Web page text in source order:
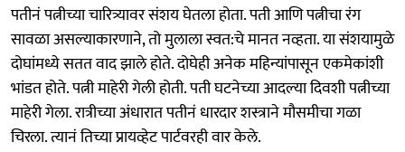
पतीनं पत्नीच्या चारित्र्यावर संशय घेतला होता. पती आणि पत्नीचा रंग
सावळा असल्याकारणाने, तो मुलाला स्वत:चे मानत नव्हता. या संशयामुळे
दोघांमध्ये सतत वाद झाले होते. दोघेही अनेक महिन्यांपासून एकमेकांशी
भांडत होते. पत्नी माहेरी गेली होती. पती घटनेच्या आदल्या दिवशी पत्नीच्या
माहेरी गेला. रात्रीच्या अंधारात पतीनं धारदार शस्त्राने मौसमीचा गळा
चिरला. त्यानं तिच्या प्रायव्हेट पार्टवरही वार केले.